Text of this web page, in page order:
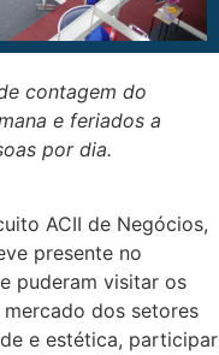
contagem do
e feriados a
por dia.
ACII de Negócios,
presente no
puderam visitar os
dos setores
e estética, participar